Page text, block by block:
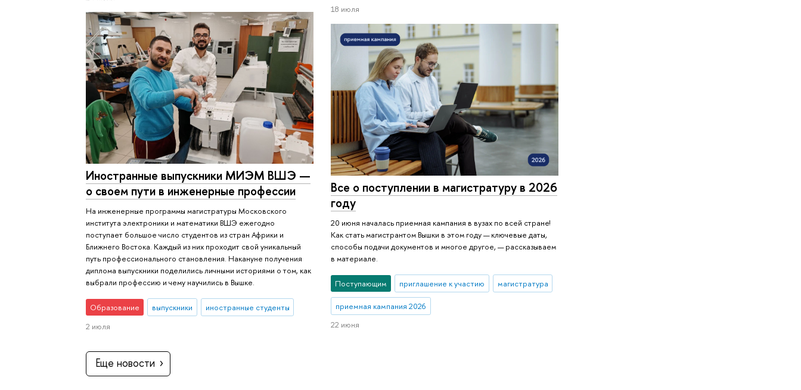
18 июля
Иностранные выпускники МИЭМ ВШЭ —
о своем пути в инженерные профессии
На инженерные программы магистратуры Московского
института электроники и математики ВШЭ ежегодно
поступает большое число студентов из стран Африки и
Ближнего Востока. Каждый из них проходит свой уникальный
путь профессионального становления. Накануне получения
диплома выпускники поделились личными историями о том, как
выбрали профессию и чему научились в Вышке.
Образование выпускники
иностранные студенты
2 июля
Все о поступлении в магистратуру в 2026
году
20 июня началась приемная кампания в вузах по всей стране!
Как стать магистрантом Вышки в этом году — ключевые даты,
способы подачи документов и многое другое, — рассказываем
в материале.
Поступающим приглашение к участию магистратура
приемная кампания 2026
22 июня
Еще новости